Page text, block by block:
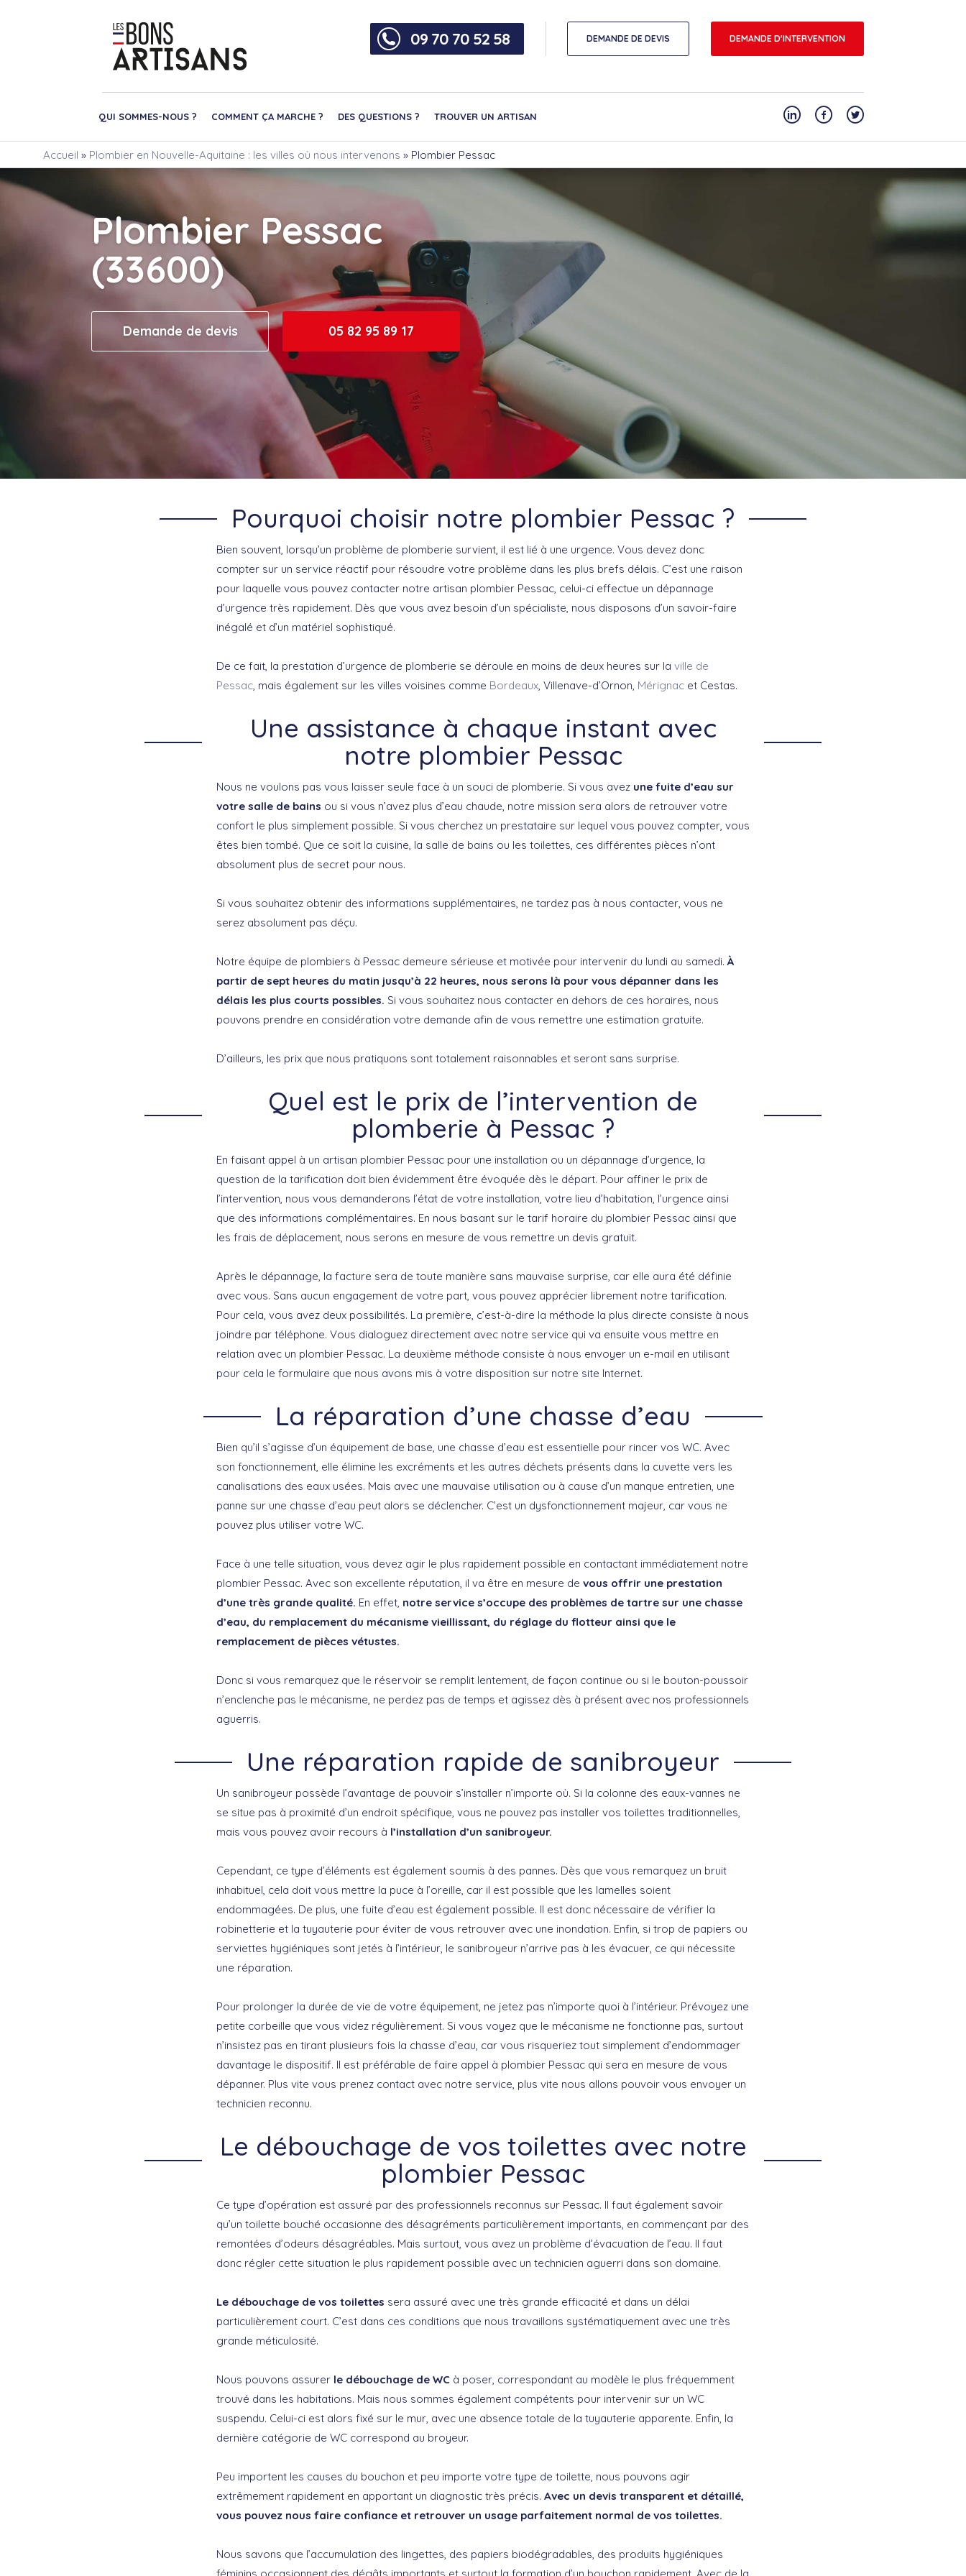
09 70 70 52 58 DEMANDE DE DEVIS DEMANDE D'INTERVENTION
QUI SOMMES-NOUS ? COMMENT ÇA MARCHE ? DES QUESTIONS ? TROUVER UN ARTISAN
Accueil » Plombier en Nouvelle-Aquitaine : les villes où nous intervenons » Plombier Pessac
Plombier Pessac
(33600)
Demande de devis 05 82 95 89 17
Pourquoi choisir notre plombier Pessac ?
Bien souvent, lorsqu’un problème de plomberie survient, il est lié à une urgence. Vous devez donc
compter sur un service réactif pour résoudre votre problème dans les plus brefs délais. C’est une raison
pour laquelle vous pouvez contacter notre artisan plombier Pessac, celui-ci effectue un dépannage
d’urgence très rapidement. Dès que vous avez besoin d’un spécialiste, nous disposons d’un savoir-faire
inégalé et d’un matériel sophistiqué.
De ce fait, la prestation d’urgence de plomberie se déroule en moins de deux heures sur la ville de
Pessac, mais également sur les villes voisines comme Bordeaux, Villenave-d’Ornon, Mérignac et Cestas.
Une assistance à chaque instant avec
notre plombier Pessac
Nous ne voulons pas vous laisser seule face à un souci de plomberie. Si vous avez une fuite d’eau sur
votre salle de bains ou si vous n’avez plus d’eau chaude, notre mission sera alors de retrouver votre
confort le plus simplement possible. Si vous cherchez un prestataire sur lequel vous pouvez compter, vous
êtes bien tombé. Que ce soit la cuisine, la salle de bains ou les toilettes, ces différentes pièces n’ont
absolument plus de secret pour nous.
Si vous souhaitez obtenir des informations supplémentaires, ne tardez pas à nous contacter, vous ne
serez absolument pas déçu.
Notre équipe de plombiers à Pessac demeure sérieuse et motivée pour intervenir du lundi au samedi.À
partir de sept heures du matin jusqu’à 22 heures, nous serons là pour vous dépanner dans les
délais les plus courts possibles. Si vous souhaitez nous contacter en dehors de ces horaires, nous
pouvons prendre en considération votre demande afin de vous remettre une estimation gratuite.
D’ailleurs, les prix que nous pratiquons sont totalement raisonnables et seront sans surprise.
Quel est le prix de l’intervention de
plomberie à Pessac ?
En faisant appel à un artisan plombier Pessac pour une installation ou un dépannage d’urgence, la
question de la tarification doit bien évidemment être évoquée dès le départ. Pour affiner le prix de
l’intervention, nous vous demanderons l’état de votre installation, votre lieu d’habitation, l’urgence ainsi
que des informations complémentaires. En nous basant sur le tarif horaire du plombier Pessac ainsi que
les frais de déplacement, nous serons en mesure de vous remettre un devis gratuit.
Après le dépannage, la facture sera de toute manière sans mauvaise surprise, car elle aura été définie
avec vous. Sans aucun engagement de votre part, vous pouvez apprécier librement notre tarification.
Pour cela, vous avez deux possibilités. La première, c’est-à-dire la méthode la plus directe consiste à nous
joindre par téléphone. Vous dialoguez directement avec notre service qui va ensuite vous mettre en
relation avec un plombier Pessac. La deuxième méthode consiste à nous envoyer un e-mail en utilisant
pour cela le formulaire que nous avons mis à votre disposition sur notre site Internet.
La réparation d’une chasse d’eau
Bien qu’il s’agisse d’un équipement de base, une chasse d’eau est essentielle pour rincer vos WC. Avec
son fonctionnement, elle élimine les excréments et les autres déchets présents dans la cuvette vers les
canalisations des eaux usées. Mais avec une mauvaise utilisation ou à cause d’un manque entretien, une
panne sur une chasse d’eau peut alors se déclencher. C’est un dysfonctionnement majeur, car vous ne
pouvez plus utiliser votre WC.
Face à une telle situation, vous devez agir le plus rapidement possible en contactant immédiatement notre
plombier Pessac. Avec son excellente réputation, il va être en mesure de vous offrir une prestation
d’une très grande qualité. En effet, notre service s’occupe des problèmes de tartre sur une chasse
d’eau, du remplacement du mécanisme vieillissant, du réglage du flotteur ainsi que le
remplacement de pièces vétustes.
Donc si vous remarquez que le réservoir se remplit lentement, de façon continue ou si le bouton-poussoir
n’enclenche pas le mécanisme, ne perdez pas de temps et agissez dès à présent avec nos professionnels
aguerris.
Une réparation rapide de sanibroyeur
Un sanibroyeur possède l’avantage de pouvoir s’installer n’importe où. Si la colonne des eaux-vannes ne
se situe pas à proximité d’un endroit spécifique, vous ne pouvez pas installer vos toilettes traditionnelles,
mais vous pouvez avoir recours à l’installation d’un sanibroyeur.
Cependant, ce type d’éléments est également soumis à des pannes. Dès que vous remarquez un bruit
inhabituel, cela doit vous mettre la puce à l’oreille, car il est possible que les lamelles soient
endommagées. De plus, une fuite d’eau est également possible. Il est donc nécessaire de vérifier la
robinetterie et la tuyauterie pour éviter de vous retrouver avec une inondation. Enfin, si trop de papiers ou
serviettes hygiéniques sont jetés à l’intérieur, le sanibroyeur n’arrive pas à les évacuer, ce qui nécessite
une réparation.
Pour prolonger la durée de vie de votre équipement, ne jetez pas n’importe quoi à l’intérieur. Prévoyez une
petite corbeille que vous videz régulièrement. Si vous voyez que le mécanisme ne fonctionne pas, surtout
n’insistez pas en tirant plusieurs fois la chasse d’eau, car vous risqueriez tout simplement d’endommager
davantage le dispositif. Il est préférable de faire appel à plombier Pessac qui sera en mesure de vous
dépanner. Plus vite vous prenez contact avec notre service, plus vite nous allons pouvoir vous envoyer un
technicien reconnu.
Le débouchage de vos toilettes avec notre
plombier Pessac
Ce type d’opération est assuré par des professionnels reconnus sur Pessac. Il faut également savoir
qu’un toilette bouché occasionne des désagréments particulièrement importants, en commençant par des
remontées d’odeurs désagréables. Mais surtout, vous avez un problème d’évacuation de l’eau. Il faut
donc régler cette situation le plus rapidement possible avec un technicien aguerri dans son domaine.
Le débouchage de vos toilettes sera assuré avec une très grande efficacité et dans un délai
particulièrement court. C’est dans ces conditions que nous travaillons systématiquement avec une très
grande méticulosité.
Nous pouvons assurer le débouchage de WC à poser, correspondant au modèle le plus fréquemment
trouvé dans les habitations. Mais nous sommes également compétents pour intervenir sur un WC
suspendu. Celui-ci est alors fixé sur le mur, avec une absence totale de la tuyauterie apparente. Enfin, la
dernière catégorie de WC correspond au broyeur.
Peu importent les causes du bouchon et peu importe votre type de toilette, nous pouvons agir
extrêmement rapidement en apportant un diagnostic très précis. Avec un devis transparent et détaillé,
vous pouvez nous faire confiance et retrouver un usage parfaitement normal de vos toilettes.
Nous savons que l’accumulation des lingettes, des papiers biodégradables, des produits hygiéniques